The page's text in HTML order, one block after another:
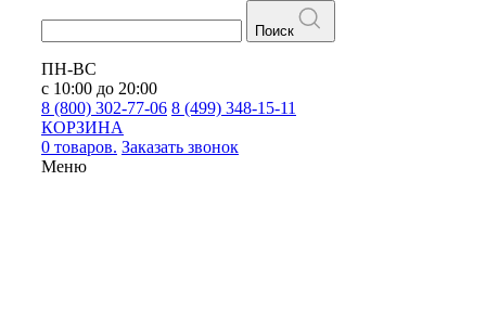
Поиск
ПН-ВС
с 10:00 до 20:00
8 (800) 302-77-06 8 (499) 348-15-11
КОРЗИНА
0 товаров. Заказать звонок
Меню